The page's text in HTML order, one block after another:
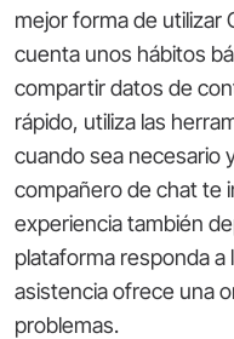
mejor forma de utilizar
cuenta unos hábitos
compartir datos de
rápido, utiliza las
cuando sea necesario
compañero de chat te
experiencia también
plataforma responda a
asistencia ofrece una
problemas.